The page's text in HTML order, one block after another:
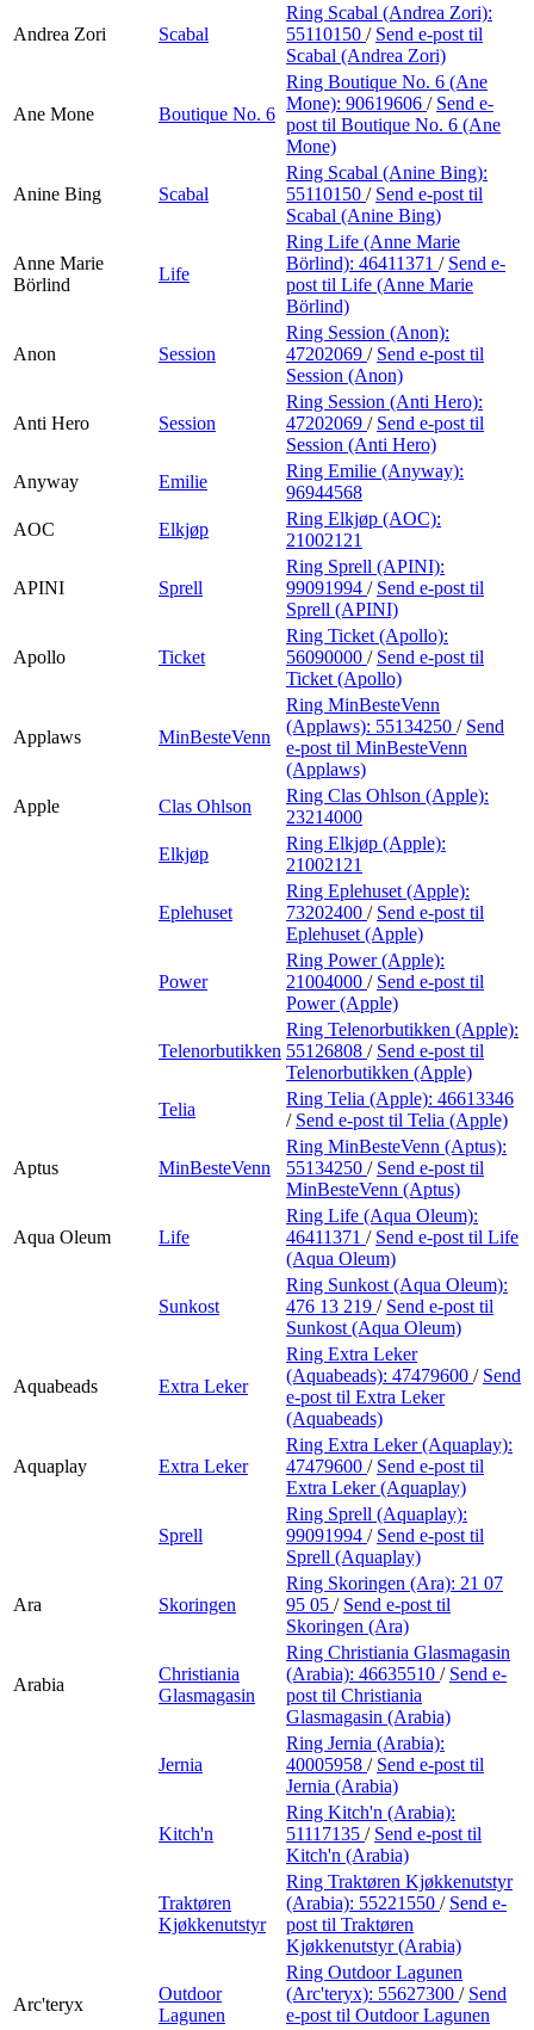
Andrea Zori Scabal
Ring Scabal (Andrea Zori):
55110150 / Send e-post til
Scabal (Andrea Zori)
Ane Mone Boutique No. 6
Ring Boutique No. 6 (Ane
Mone): 90619606 / Send e-
post til Boutique No. 6 (Ane
Mone)
Anine Bing Scabal
Ring Scabal (Anine Bing):
55110150 / Send e-post til
Scabal (Anine Bing)
Anne Marie
Börlind
Life
Ring Life (Anne Marie
Börlind): 46411371 / Send e-
post til Life (Anne Marie
Börlind)
Anon Session
Ring Session (Anon):
47202069 / Send e-post til
Session (Anon)
Anti Hero Session
Ring Session (Anti Hero):
47202069 / Send e-post til
Session (Anti Hero)
Anyway
Emilie
Ring Emilie (Anyway):
96944568
AOC
Elkjøp
Ring Elkjøp (AOC):
21002121
APINI Sprell
Ring Sprell (APINI):
99091994 / Send e-post til
Sprell (APINI)
Apollo Ticket
Ring Ticket (Apollo):
56090000 / Send e-post til
Ticket (Apollo)
Applaws MinBesteVenn
Ring MinBesteVenn
(Applaws): 55134250 / Send
e-post til MinBesteVenn
(Applaws)
Apple
Clas Ohlson
Ring Clas Ohlson (Apple):
23214000
Elkjøp
Ring Elkjøp (Apple):
21002121
Eplehuset
Ring Eplehuset (Apple):
73202400 / Send e-post til
Eplehuset (Apple)
Power
Ring Power (Apple):
21004000 / Send e-post til
Power (Apple)
Telenorbutikken
Ring Telenorbutikken (Apple):
55126808 / Send e-post til
Telenorbutikken (Apple)
Telia
Ring Telia (Apple): 46613346
/ Send e-post til Telia (Apple)
Aptus MinBesteVenn
Ring MinBesteVenn (Aptus):
55134250 / Send e-post til
MinBesteVenn (Aptus)
Aqua Oleum Life
Ring Life (Aqua Oleum):
46411371 / Send e-post til Life
(Aqua Oleum)
Sunkost
Ring Sunkost (Aqua Oleum):
476 13 219 / Send e-post til
Sunkost (Aqua Oleum)
Aquabeads Extra Leker
Ring Extra Leker
(Aquabeads): 47479600 / Send
e-post til Extra Leker
(Aquabeads)
Aquaplay Extra Leker
Ring Extra Leker (Aquaplay):
47479600 / Send e-post til
Extra Leker (Aquaplay)
Sprell
Ring Sprell (Aquaplay):
99091994 / Send e-post til
Sprell (Aquaplay)
Ara Skoringen
Ring Skoringen (Ara): 21 07
95 05 / Send e-post til
Skoringen (Ara)
Arabia
Christiania
Glasmagasin
Ring Christiania Glasmagasin
(Arabia): 46635510 / Send e-
post til Christiania
Glasmagasin (Arabia)
Jernia
Ring Jernia (Arabia):
40005958 / Send e-post til
Jernia (Arabia)
Kitch'n
Ring Kitch'n (Arabia):
51117135 / Send e-post til
Kitch'n (Arabia)
Traktøren
Kjøkkenutstyr
Ring Traktøren Kjøkkenutstyr
(Arabia): 55221550 / Send e-
post til Traktøren
Kjøkkenutstyr (Arabia)
Arc'teryx
Outdoor
Lagunen
Ring Outdoor Lagunen
(Arc'teryx): 55627300 / Send
e-post til Outdoor Lagunen